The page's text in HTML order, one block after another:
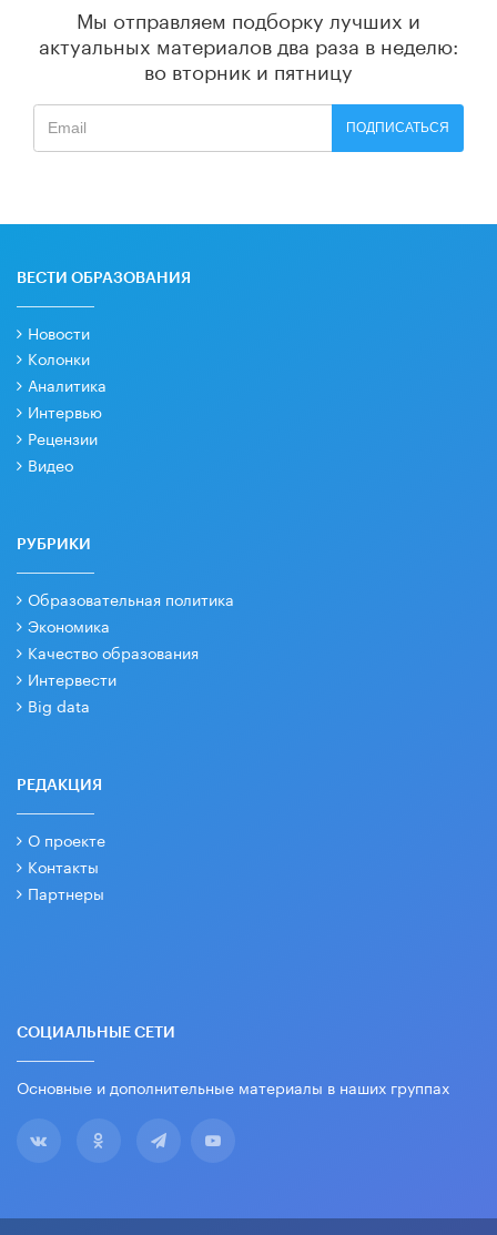
Мы отправляем подборку лучших и
актуальных материалов два раза в неделю:
во вторник и пятницу
ПОДПИСАТЬСЯ
ВЕСТИ ОБРАЗОВАНИЯ
Новости
Колонки
Аналитика
Интервью
Рецензии
Видео
РУБРИКИ
Образовательная политика
Экономика
Качество образования
Интервести
Big data
РЕДАКЦИЯ
О проекте
Контакты
Партнеры
СОЦИАЛЬНЫЕ СЕТИ
Основные и дополнительные материалы в наших группах